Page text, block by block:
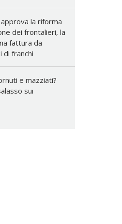
la riforma
dei frontalieri, la
fattura da
di franchi
e mazziati?
sui